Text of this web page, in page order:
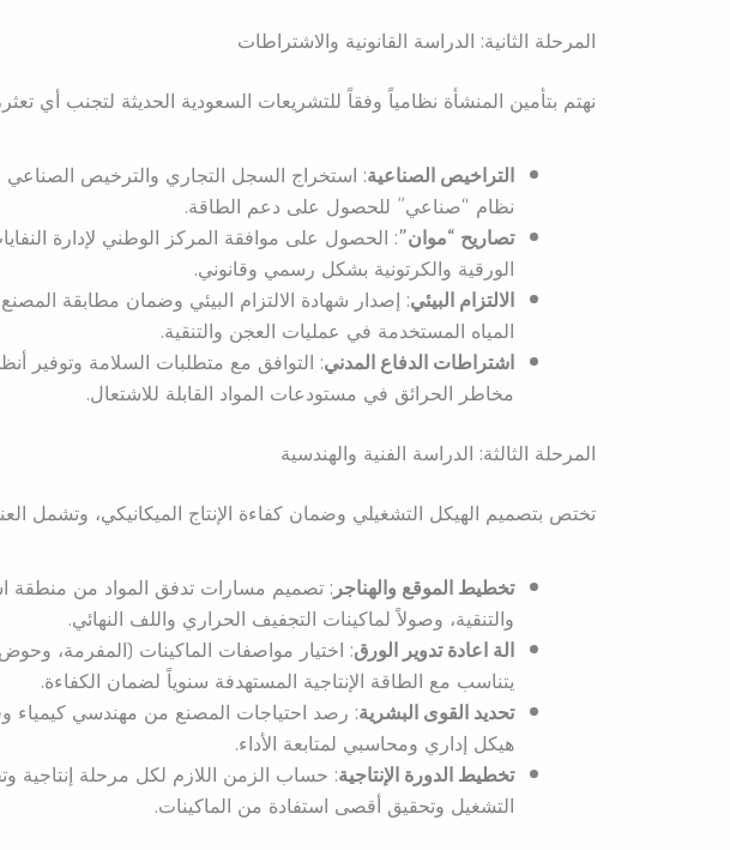
المرحلة الثانية: الدراسة القانونية والاشتراطات
نهتم بتأمين المنشأة نظامياً وفقاً للتشريعات السعودية الحديثة لتجنب أي
التراخيص الصناعية: استخراج السجل التجاري والترخيص
نظام “صناعي” للحصول على دعم الطاقة.
تصاريح “موان”: الحصول على موافقة المركز الوطني لإدارة
الورقية والكرتونية بشكل رسمي وقانوني.
الالتزام البيئي: إصدار شهادة الالتزام البيئي وضمان مطابقة
المياه المستخدمة في عمليات العجن والتنقية.
اشتراطات الدفاع المدني: التوافق مع متطلبات السلامة وتوفير
مخاطر الحرائق في مستودعات المواد القابلة للاشتعال.
المرحلة الثالثة: الدراسة الفنية والهندسية
تختص بتصميم الهيكل التشغيلي وضمان كفاءة الإنتاج الميكانيكي، وتشمل
تخطيط الموقع والهناجر: تصميم مسارات تدفق المواد من منطقة
والتنقية، وصولاً لماكينات التجفيف الحراري واللف النهائي.
الة اعادة تدوير الورق: اختيار مواصفات الماكينات (المفرمة، وحوض
يتناسب مع الطاقة الإنتاجية المستهدفة سنوياً لضمان الكفاءة.
تحديد القوى البشرية: رصد احتياجات المصنع من مهندسي كيمياء
هيكل إداري ومحاسبي لمتابعة الأداء.
تخطيط الدورة الإنتاجية: حساب الزمن اللازم لكل مرحلة إنتاجية
التشغيل وتحقيق أقصى استفادة من الماكينات.